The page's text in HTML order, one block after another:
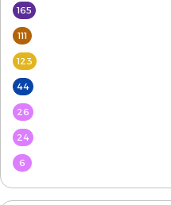
165
111
123
44
26
24
6